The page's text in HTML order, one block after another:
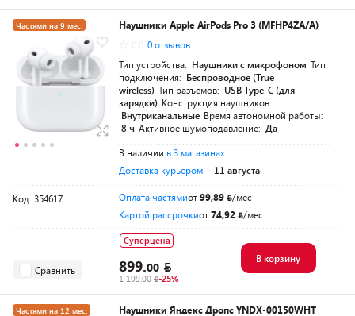
Частями на 9 мес.
Наушники Apple AirPods Pro 3 (MFHP4ZA/A)
0 отзывов
Тип устройства: Наушники с микрофоном Тип
подключения: Беспроводное (True
wireless) Тип разъемов: USB Type-C (для
зарядки) Конструкция наушников:
Внутриканальные Время автономной работы:
8 ч Активное шумоподавление: Да
В наличии в 3 магазинах
Доставка курьером - 11 августа
Код: 354617 Оплата частямиот99,89
/мес
Картой рассрочкиот74,92 /мес
Сравнить
Суперцена
899.00
1 199.00 -25%
В корзину
Частями на 12 мес.
Наушники Яндекс Дропс YNDX-00150WHT